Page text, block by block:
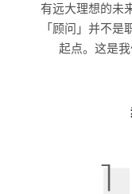
有远大理想的未
「顾问」并不
起点。这是